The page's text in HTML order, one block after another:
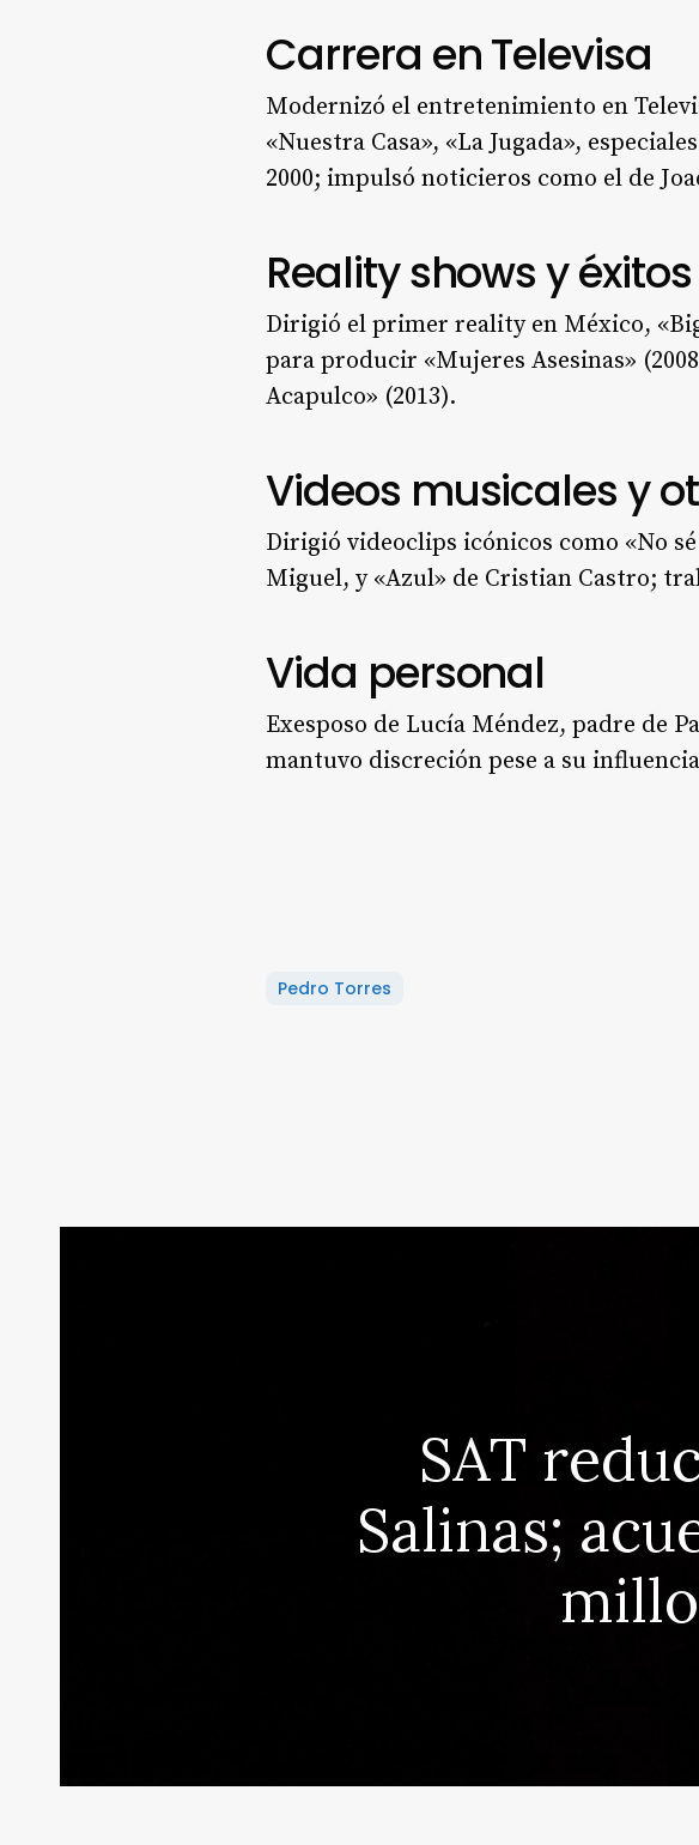
Carrera en Televisa
Modernizó el entretenimiento en
«Nuestra Casa», «La Jugada»,
2000; impulsó noticieros como el de
Reality shows y
Dirigió el primer reality en México,
para producir «Mujeres Asesinas»
Acapulco» (2013).
Videos musicales y
Dirigió videoclips icónicos como «No
Miguel, y «Azul» de Cristian Castro;
Vida personal
Exesposo de Lucía Méndez, padre de
mantuvo discreción pese a su
Pedro Torres
SAT
Salinas;